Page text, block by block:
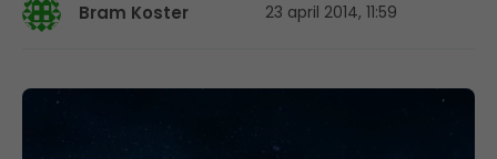
Bram Koster 23 april 2014, 11:59